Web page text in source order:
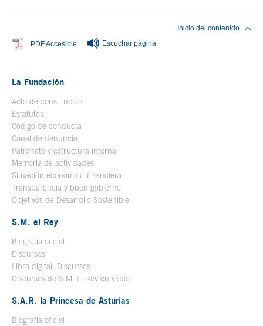
PDF Accesible Se abre en ventana nueva
Escuchar página
Inicio del contenido
La Fundación
Acto de constitución
Estatutos
Código de conducta
Canal de denuncia
Patronato y estructura interna
Memoria de actividades
Situación económico-financiera
Transparencia y buen gobierno
Objetivos de Desarrollo Sostenible
S.M. el Rey
Biografía oficial
Discursos
Libro digital. Discursos
Discursos de S.M. el Rey en vídeo
S.A.R. la Princesa de Asturias
Biografía oficial